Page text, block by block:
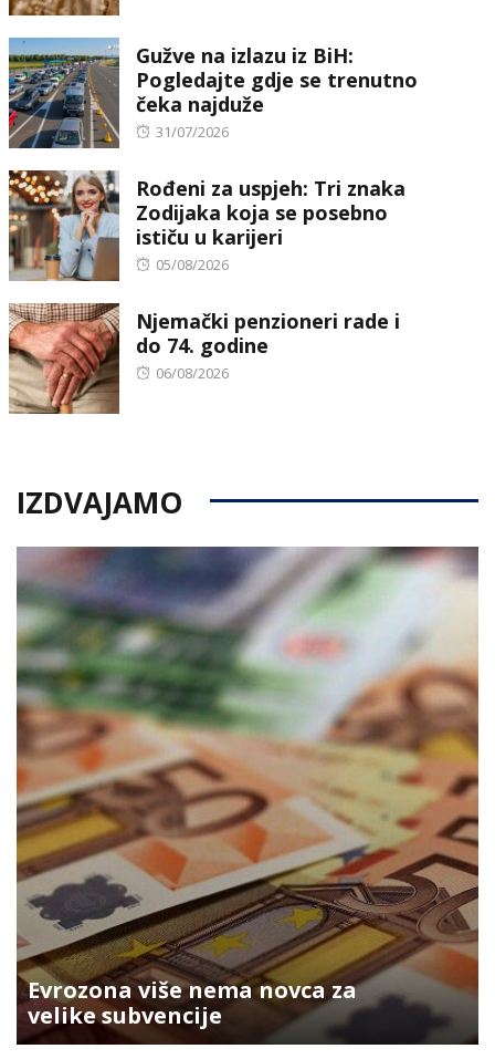
Gužve na izlazu iz BiH:
Pogledajte gdje se trenutno
čeka najduže
Posted
31/07/2026
Rođeni za uspjeh: Tri znaka
Zodijaka koja se posebno
ističu u karijeri
Posted
05/08/2026
Njemački penzioneri rade i
do 74. godine
Posted
06/08/2026
IZDVAJAMO
Evrozona više nema novca za
velike subvencije